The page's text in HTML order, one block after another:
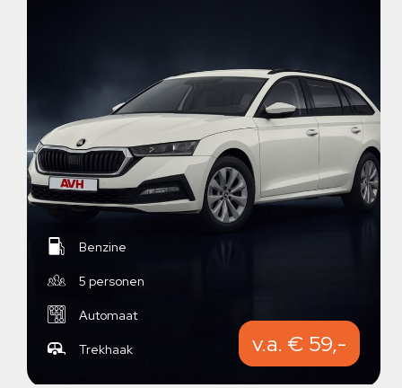
Benzine
5 personen
Automaat
Trekhaak v.a. € 59,-